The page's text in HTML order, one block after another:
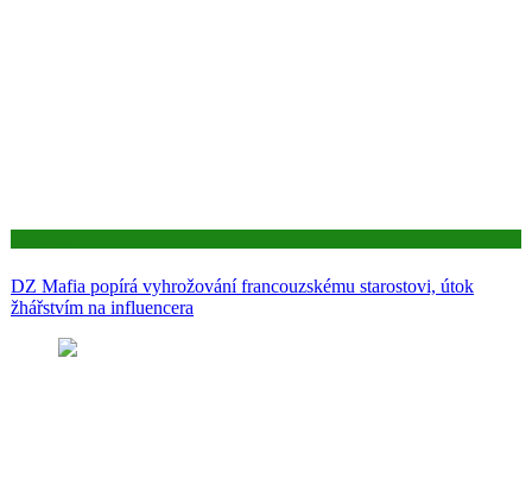
DZ Mafia popírá vyhrožování francouzskému starostovi, útok
žhářstvím na influencera